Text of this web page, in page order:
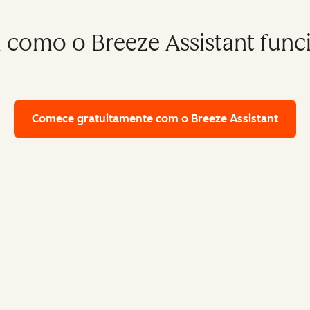
como o Breeze Assistant
Comece gratuitamente com o Breeze Assistant